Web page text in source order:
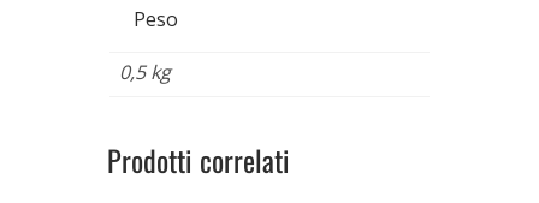
Peso
0,5 kg
Prodotti correlati